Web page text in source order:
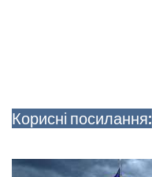
Корисні посилання: